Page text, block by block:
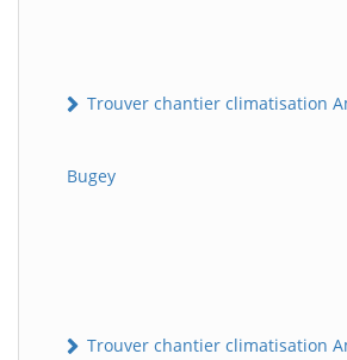
Trouver chantier climatisation
Bugey
Trouver chantier climatisation